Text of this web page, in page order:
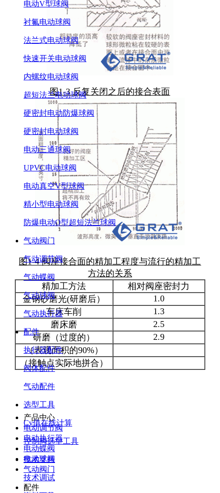
电动V型球阀
衬氟电动球阀
法兰式电动球阀
快速开关电动球阀
内螺纹电动球阀
超短法兰电动球阀
硬密封电动防爆球阀
硬密封电动球阀
电动三通球阀
UPVC电动球阀
电动真空V型球阀
精小型电动球阀
防爆电动O型超短法兰球阀
气动阀门
气动调节阀
气动蝶阀
气动球阀
气动执行器
配件
执行器配件
阀体配件
气动配件
选型工具
Cv值在线计算
控制阀选型工具
技术支持
技术调试
图1-3 反复关闭之后的接合表面
图1-4 阀座接合面的精加工程度与流行的精加工
方法的关系
精加工方法
相对阀座密封力
金钢砂磨光(研磨后）
1.0
车床车削
1.3
磨床磨
2.5
研磨（过度的）
2.9
（表观面积的90%）
（接触点实际地拼合）
产品中心
电动调节阀
电动执行器
电动蝶阀
电动球阀
气动阀门
配件